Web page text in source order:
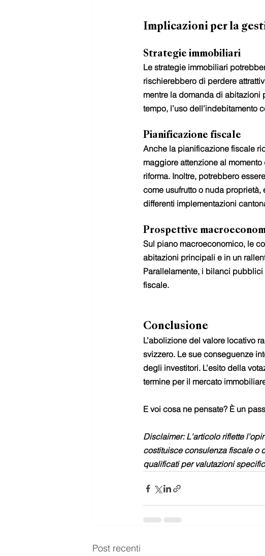
Implicazioni per la
Strategie immobiliari
Le strategie immobiliari
rischierebbero di perdere
mentre la domanda di abitazioni
tempo, l’uso dell’indebitamento
Pianificazione fiscale
Anche la pianificazione fiscale
maggiore attenzione al
riforma. Inoltre, potrebbero
come usufrutto o nuda
differenti implementazioni
Prospettive
Sul piano macroeconomico, le
abitazioni principali e in un
Parallelamente, i bilanci
fiscale.
Conclusione
L’abolizione del valore locativo
svizzero. Le sue conseguenze
degli investitori. L’esito della
termine per il mercato
E voi cosa ne pensate? È un
Disclaimer: L'articolo riflette
costituisce consulenza fiscale o
qualificati per valutazioni
Post recenti